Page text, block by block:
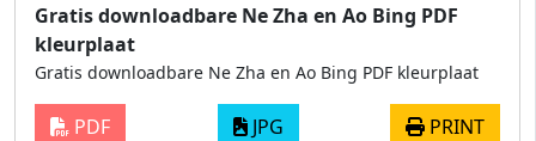
Gratis downloadbare Ne Zha en Ao Bing PDF
kleurplaat
Gratis downloadbare Ne Zha en Ao Bing PDF kleurplaat
PDF JPG PRINT